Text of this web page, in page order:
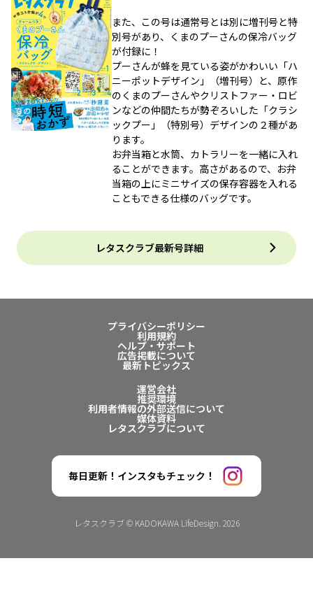
また、この号は通常号とは別に増刊号と特
別号があり、くまのプーさんの保冷バッグ
が付録に！
プーさんが蜂を見ている姿がかわいい「ハ
ニーポットデザイン」（増刊号）と、原作
のくまのプーさんやクリストファー・ロビ
ンなどの仲間たちが勢ぞろいした「クラシ
ックプー」（特別号）デザインの２種があ
ります。
お弁当箱と水筒、カトラリーを一緒に入れ
ることができます。高さがあるので、お弁
当箱の上にミニサイズの保存容器を入れる
こともできる仕様のバッグです。
レタスクラブ最新号詳細
プライバシーポリシー
利用規約
ヘルプ・サポート
広告掲載について
最新トピックス
運営会社
推奨環境
利用者情報の外部送信について
媒体資料
レタスクラブについて
毎日更新！インスタもチェック！
レタスクラブ © KADOKAWA LifeDesign. 2026